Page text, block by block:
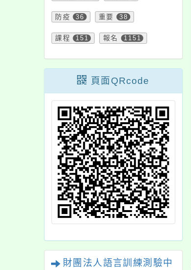
防疫 36 重要 38
課程 151 報名 1151
頁面QRcode
財團法人語言訓練測驗中